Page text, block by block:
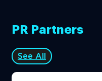
PR Partners
See All